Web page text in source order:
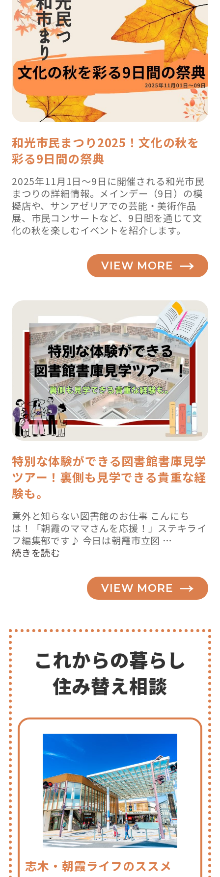
和光市民まつり2025！文化の秋を
彩る9日間の祭典
2025年11月1日～9日に開催される和光市民
まつりの詳細情報。メインデー（9日）の模
擬店や、サンアゼリアでの芸能・美術作品
展、市民コンサートなど、9日間を通じて文
化の秋を楽しむイベントを紹介します。
VIEW MORE
特別な体験ができる図書館書庫見学
ツアー！裏側も見学できる貴重な経
験も。
意外と知らない図書館のお仕事 こんにち
は！「朝霞のママさんを応援！」ステキライ
フ編集部です♪ 今日は朝霞市立図 …
“知
リ！！
図
書
館
の
ヒ・
ミ・
ツ
♪”
の
続きを読む
VIEW MORE
これからの暮らし
住み替え相談
志木・朝霞ライフのススメ